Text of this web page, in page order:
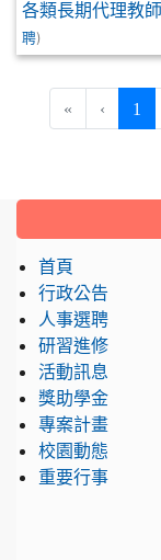
各類長期代理教
聘)
« ‹ 1
:::
首頁
行政公告
人事選聘
研習進修
活動訊息
獎助學金
專案計畫
校園動態
重要行事